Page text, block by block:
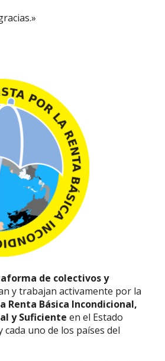
08/2024)
de colectivos y
y trabajan activamente por la
Renta Básica Incondicional,
y Suficiente en el Estado
cada uno de los países del